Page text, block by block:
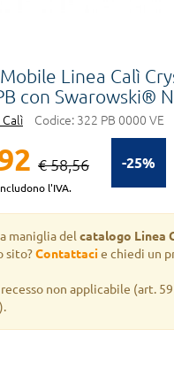
Linea Calì
con Swarowski®
Calì Codice: 322 PB 0000 VE
-25%
€ 58,56
l'IVA.
maniglia del catalogo Linea
sito?Contattacie chiedi un
non applicabile (art.